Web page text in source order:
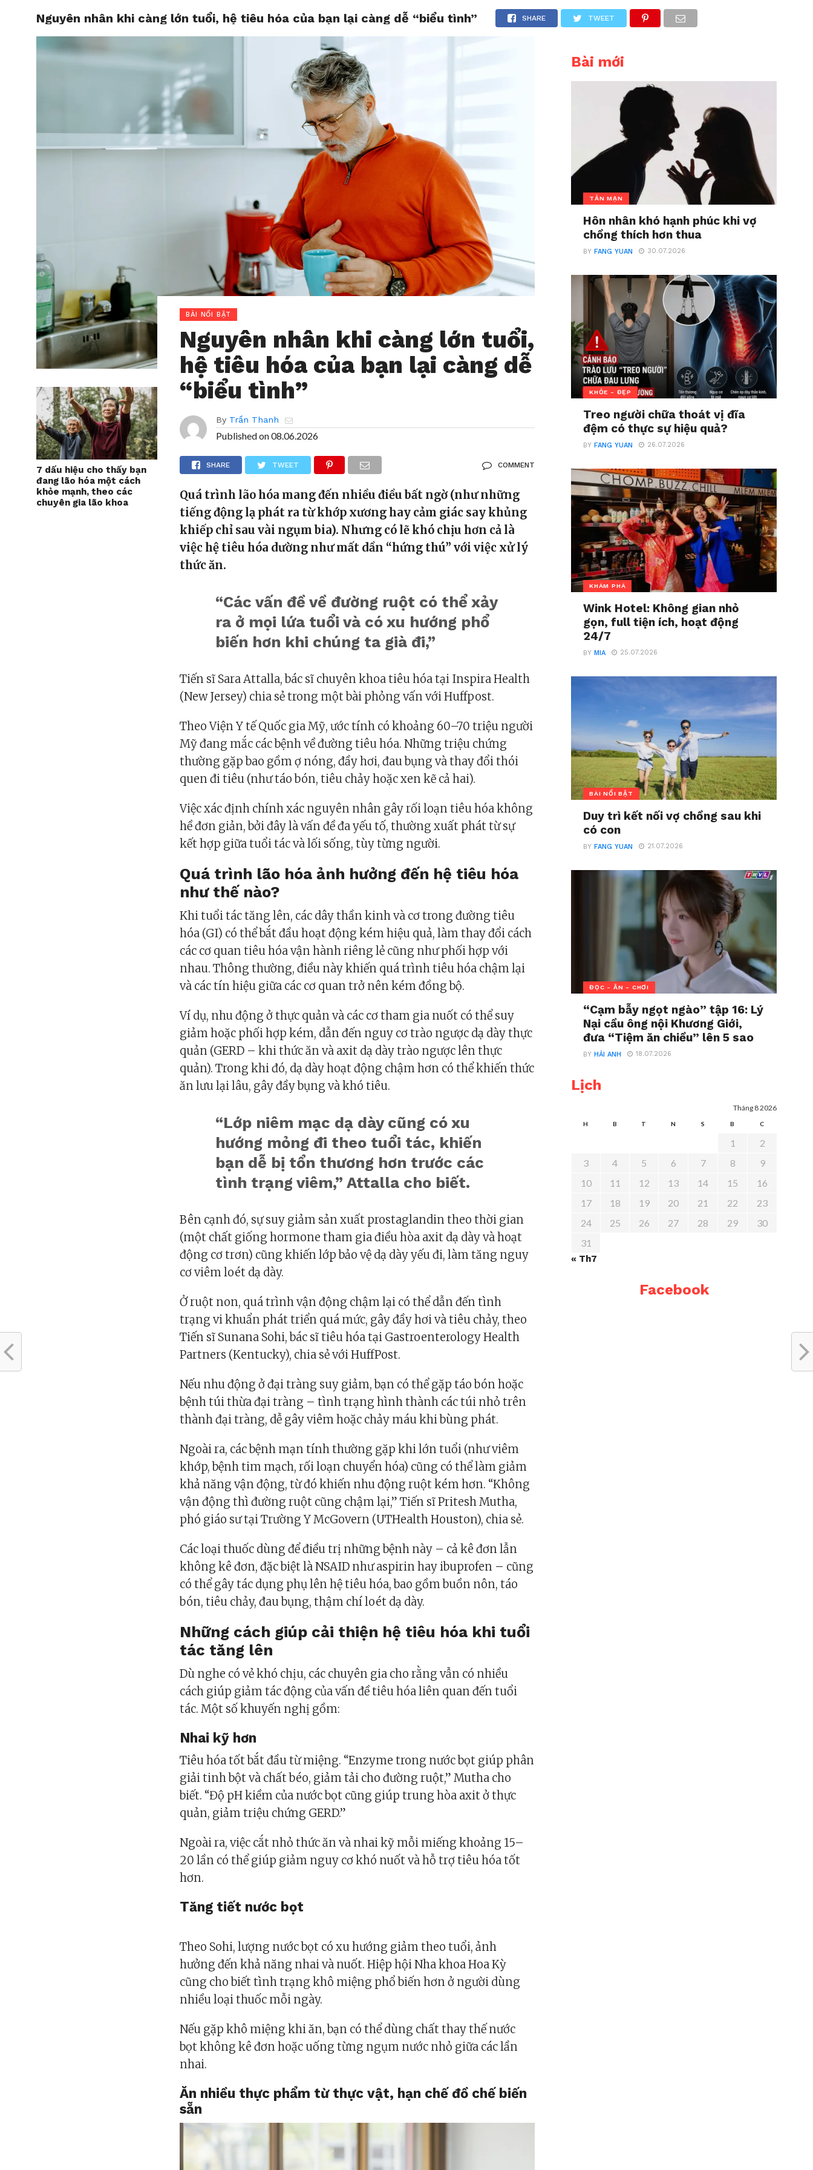
HOME CHIA SẺ LƯỢM LẶT TẢN MẠN THƯ GIÃN
Nguyên nhân khi càng lớn tuổi, hệ tiêu hóa của bạn lại càng dễ “biểu tình” SHARE TWEET
7 dấu hiệu cho thấy bạn
đang lão hóa một cách
khỏe mạnh, theo các
chuyên gia lão khoa
BÀI NỔI BẬT
Nguyên nhân khi càng lớn tuổi,
hệ tiêu hóa của bạn lại càng dễ
“biểu tình”
By Trần Thanh
Published on08.06.2026
SHARE TWEET COMMENT
Quá trình lão hóa mang đến nhiều điều bất ngờ (như những
tiếng động lạ phát ra từ khớp xương hay cảm giác say khủng
khiếp chỉ sau vài ngụm bia). Nhưng có lẽ khó chịu hơn cả là
việc hệ tiêu hóa dường như mất dần “hứng thú” với việc xử lý
thức ăn.
“Các vấn đề về đường ruột có thể xảy
ra ở mọi lứa tuổi và có xu hướng phổ
biến hơn khi chúng ta già đi,”
Tiến sĩ Sara Attalla, bác sĩ chuyên khoa tiêu hóa tại Inspira Health
(New Jersey) chia sẻ trong một bài phỏng vấn với Huffpost.
Theo Viện Y tế Quốc gia Mỹ, ước tính có khoảng 60–70 triệu người
Mỹ đang mắc các bệnh về đường tiêu hóa. Những triệu chứng
thường gặp bao gồm ợ nóng, đầy hơi, đau bụng và thay đổi thói
quen đi tiêu (như táo bón, tiêu chảy hoặc xen kẽ cả hai).
Việc xác định chính xác nguyên nhân gây rối loạn tiêu hóa không
hề đơn giản, bởi đây là vấn đề đa yếu tố, thường xuất phát từ sự
kết hợp giữa tuổi tác và lối sống, tùy từng người.
Quá trình lão hóa ảnh hưởng đến hệ tiêu hóa
như thế nào?
Khi tuổi tác tăng lên, các dây thần kinh và cơ trong đường tiêu
hóa (GI) có thể bắt đầu hoạt động kém hiệu quả, làm thay đổi cách
các cơ quan tiêu hóa vận hành riêng lẻ cũng như phối hợp với
nhau. Thông thường, điều này khiến quá trình tiêu hóa chậm lại
và các tín hiệu giữa các cơ quan trở nên kém đồng bộ.
Ví dụ, nhu động ở thực quản và các cơ tham gia nuốt có thể suy
giảm hoặc phối hợp kém, dẫn đến nguy cơ trào ngược dạ dày thực
quản (GERD – khi thức ăn và axit dạ dày trào ngược lên thực
quản). Trong khi đó, dạ dày hoạt động chậm hơn có thể khiến thức
ăn lưu lại lâu, gây đầy bụng và khó tiêu.
“Lớp niêm mạc dạ dày cũng có xu
hướng mỏng đi theo tuổi tác, khiến
bạn dễ bị tổn thương hơn trước các
tình trạng viêm,” Attalla cho biết.
Bên cạnh đó, sự suy giảm sản xuất prostaglandin theo thời gian
(một chất giống hormone tham gia điều hòa axit dạ dày và hoạt
động cơ trơn) cũng khiến lớp bảo vệ dạ dày yếu đi, làm tăng nguy
cơ viêm loét dạ dày.
Ở ruột non, quá trình vận động chậm lại có thể dẫn đến tình
trạng vi khuẩn phát triển quá mức, gây đầy hơi và tiêu chảy, theo
Tiến sĩ Sunana Sohi, bác sĩ tiêu hóa tại Gastroenterology Health
Partners (Kentucky), chia sẻ với HuffPost.
Nếu nhu động ở đại tràng suy giảm, bạn có thể gặp táo bón hoặc
bệnh túi thừa đại tràng – tình trạng hình thành các túi nhỏ trên
thành đại tràng, dễ gây viêm hoặc chảy máu khi bùng phát.
Ngoài ra, các bệnh mạn tính thường gặp khi lớn tuổi (như viêm
khớp, bệnh tim mạch, rối loạn chuyển hóa) cũng có thể làm giảm
khả năng vận động, từ đó khiến nhu động ruột kém hơn. “Không
vận động thì đường ruột cũng chậm lại,” Tiến sĩPritesh Mutha,
phó giáo sư tại Trường Y McGovern (UTHealth Houston), chia sẻ.
Các loại thuốc dùng để điều trị những bệnh này – cả kê đơn lẫn
không kê đơn, đặc biệt là NSAID như aspirin hay ibuprofen – cũng
có thể gây tác dụng phụ lên hệ tiêu hóa, bao gồm buồn nôn, táo
bón, tiêu chảy, đau bụng, thậm chí loét dạ dày.
Những cách giúp cải thiện hệ tiêu hóa khi tuổi
tác tăng lên
Dù nghe có vẻ khó chịu, các chuyên gia cho rằng vẫn có nhiều
cách giúp giảm tác động của vấn đề tiêu hóa liên quan đến tuổi
tác. Một số khuyến nghị gồm:
Nhai kỹ hơn
Tiêu hóa tốt bắt đầu từ miệng. “Enzyme trong nước bọt giúp phân
giải tinh bột và chất béo, giảm tải cho đường ruột,” Mutha cho
biết. “Độ pH kiềm của nước bọt cũng giúp trung hòa axit ở thực
quản, giảm triệu chứng GERD.”
Ngoài ra, việc cắt nhỏ thức ăn và nhai kỹ mỗi miếng khoảng 15–
20 lần có thể giúp giảm nguy cơ khó nuốt và hỗ trợ tiêu hóa tốt
hơn.
Tăng tiết nước bọt
Theo Sohi, lượng nước bọt có xu hướng giảm theo tuổi, ảnh
hưởng đến khả năng nhai và nuốt. Hiệp hội Nha khoa Hoa Kỳ
cũng cho biết tình trạng khô miệng phổ biến hơn ở người dùng
nhiều loại thuốc mỗi ngày.
Nếu gặp khô miệng khi ăn, bạn có thể dùng chất thay thế nước
bọt không kê đơn hoặc uống từng ngụm nước nhỏ giữa các lần
nhai.
Ăn nhiều thực phẩm từ thực vật, hạn chế đồ chế biến
sẵn
Bài mới
TẢN MẠN
Hôn nhân khó hạnh phúc khi vợ
chồng thích hơn thua
BYFANG YUAN 30.07.2026
KHỎE - ĐẸP
Treo người chữa thoát vị đĩa
đệm có thực sự hiệu quả?
BYFANG YUAN 26.07.2026
KHÁM PHÁ
Wink Hotel: Không gian nhỏ
gọn, full tiện ích, hoạt động
24/7
BYMIA 25.07.2026
BÀI NỔI BẬT
Duy trì kết nối vợ chồng sau khi
có con
BYFANG YUAN 21.07.2026
ĐỌC - ĂN - CHƠI
“Cạm bẫy ngọt ngào” tập 16: Lý
Nại cầu ông nội Khương Giới,
đưa “Tiệm ăn chiều” lên 5 sao
BYHẢI ANH 18.07.2026
Lịch
Tháng 8 2026
H B T N S B C
1
2
3
4 5 6 7 8
9
10
11 12 13 14 15
16
17
18 19 20 21 22
23
24
25 26 27 28 29
30
31
« Th7
Facebook